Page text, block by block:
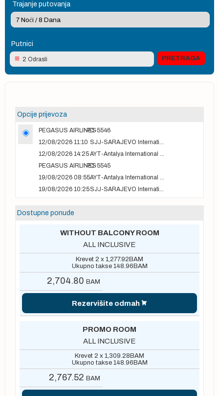
Trajanje putovanja
Putnici
2 Odrasli
Opcije prijevoza
PEGASUS AIRLINESPC-5546
12/08/2026 11:10
SJJ-SARAJEVO International Airport
12/08/2026 14:25
AYT-Antalya International airport
PEGASUS AIRLINESPC-5545
19/08/2026 08:55
AYT-Antalya International airport
19/08/2026 10:25
SJJ-SARAJEVO International Airport
Dostupne ponude
WITHOUT BALCONY ROOM
ALL INCLUSIVE
Krevet 2 x 1,277.92 BAM
Ukupno takse 148.96 BAM
2,704.80 BAM
Rezervišite odmah
PROMO ROOM
ALL INCLUSIVE
Krevet 2 x 1,309.28 BAM
Ukupno takse 148.96 BAM
2,767.52 BAM